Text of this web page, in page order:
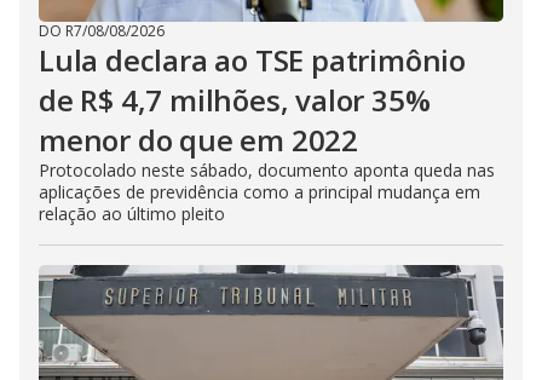
DO R7/08/08/2026
Lula declara ao TSE patrimônio
de R$ 4,7 milhões, valor 35%
menor do que em 2022
Protocolado neste sábado, documento aponta queda nas
aplicações de previdência como a principal mudança em
relação ao último pleito